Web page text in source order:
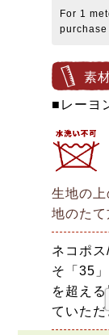
For 1
素
■レーヨ
生地の
地のたて
ネコポ
そ「35
を超え
ていた